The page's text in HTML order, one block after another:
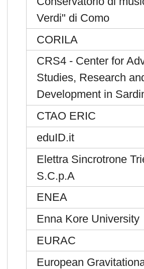
Verdi" di Como
CORILA
CRS4 - Center for
Studies, Research
Development in
CTAO ERIC
eduID.it
Elettra Sincrotrone
S.C.p.A
ENEA
Enna Kore University
EURAC
European